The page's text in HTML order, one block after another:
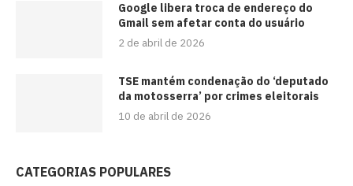
Google libera troca de endereço do
Gmail sem afetar conta do usuário
2 de abril de 2026
TSE mantém condenação do ‘deputado
da motosserra’ por crimes eleitorais
10 de abril de 2026
CATEGORIAS POPULARES